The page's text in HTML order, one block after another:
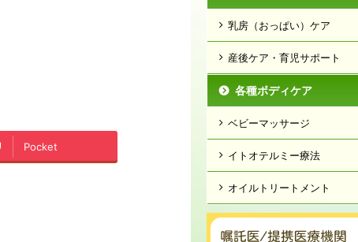
Pocket
乳房（おっぱい）ケア
産後ケア・育児サポート
各種ボディケア
ベビーマッサージ
イトオテルミー療法
オイルトリートメント